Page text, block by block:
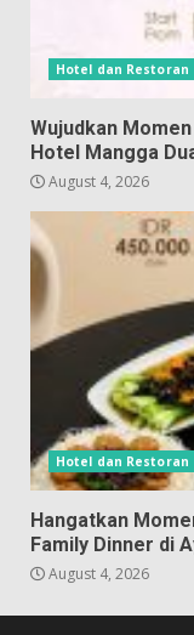
Hotel dan Restoran
Wujudkan
Hotel Mangga
August 4, 2026
Hotel dan Restoran
Hangatkan
Family Dinner di
August 4, 2026